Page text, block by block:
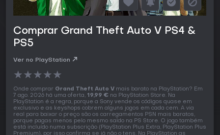
Comprar Grand Theft Auto V PS4 &
PS5
Ver no PlayStation
★★★★★
Onde comprar Grand Theft Auto V mais barato na PlayStation? Em
7 ago. 2026 há uma oferta, 19,99 € na PlayStation Store. Na
PlayStation é a regra, porque a Sony vende os códigos quase em
exclusivo e as keyshops cobrem alguns jogos em cada cem. A via
real para baixar o preço são os carregamentos PSN mais baratos,
porque pagas menos pelo mesmo saldo na PS Store. O jogo também
está incluído numa subscrição (PlayStation Plus Extra, PlayStation Plus